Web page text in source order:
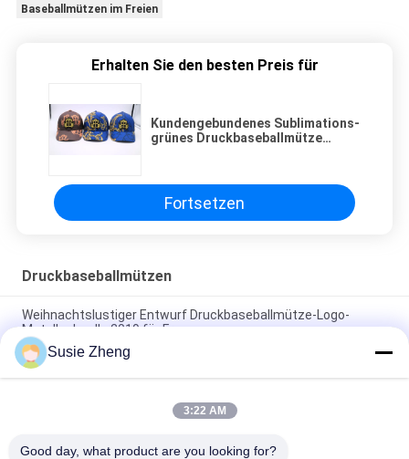
Baseballmützen im Freien
Erhalten Sie den besten Preis für
Kundengebundenes Sublimations-
grünes Druckbaseballmütze
Fortsetzen
Druckbaseballmützen
Weihnachtslustiger Entwurf Druckbaseballmütze-Logo-
Metallschnalle 2019 für Frauen
Kundenspezifische 6 Platten-Muster-Sport-Baseballmütze
kurvte die konstruierte Rand-Baumwolle 100%
Kappengolfsport-Hutkappen der Baseballmütze des
Susie Zheng
3:22 AM
Good day, what product are you looking for?